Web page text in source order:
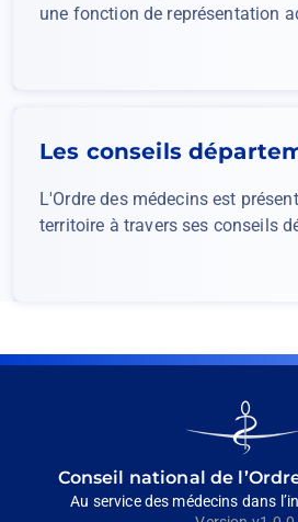
une fonction de représentation
Les conseils
L'Ordre des médecins est
territoire à travers ses conseils
Go
to
Conseil national de
Au service des médecins dans